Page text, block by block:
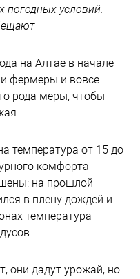
погодных условий.
на Алтае в начале
фермеры и вовсе
рода меры, чтобы
температура от 15 до
комфорта
на прошлой
в плену дождей и
температура
они дадут урожай, но